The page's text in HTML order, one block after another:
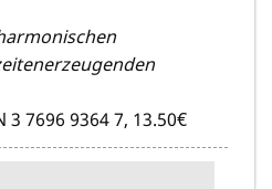
3 7696 9364 7, 13.50€